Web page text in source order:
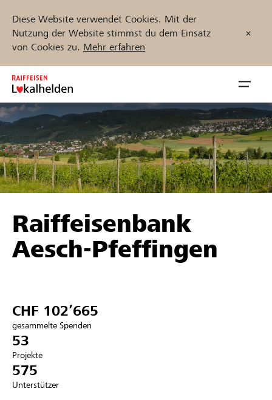
Diese Website verwendet Cookies. Mit der
Nutzung der Website stimmst du dem Einsatz
von Cookies zu. Mehr erfahren
Zum
Inhalt
springen
öffnen
Unterstützen
Hilfe & Support
Anmelden
Projekte und Organisationen finden
Jetzt starten
Raiffeisenbank
Aesch-Pfeffingen
CHF 102’665
gesammelte Spenden
53
Projekte
575
Unterstützer